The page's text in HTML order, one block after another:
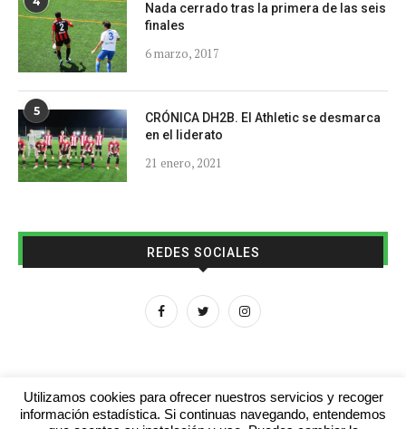
Nada cerrado tras la primera de las seis
finales
6 marzo, 2017
5
CRÓNICA DH2B. El Athletic se desmarca
en el liderato
21 enero, 2021
REDES SOCIALES
Utilizamos cookies para ofrecer nuestros servicios y recoger
información estadística. Si continuas navegando, entendemos